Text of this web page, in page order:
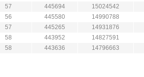
57 445694
15024542
56 445580
14990788
57 445265
14931876
58 443952
14827591
58 443636 14796663